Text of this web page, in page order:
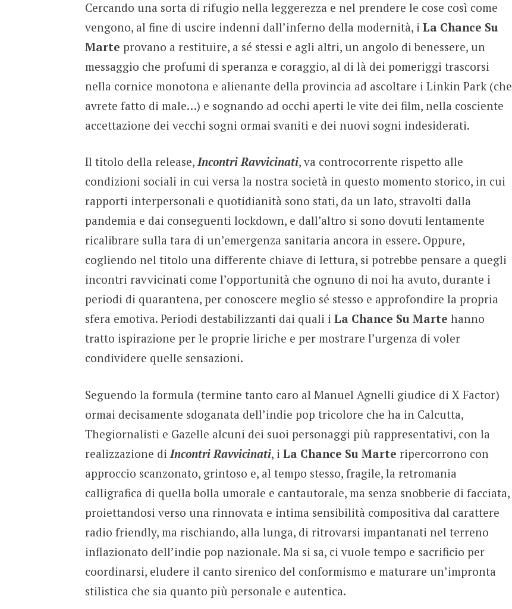
Cercando una sorta di rifugio nella leggerezza e nel prendere le cose così come
vengono, al fine di uscire indenni dall’inferno della modernità, i La Chance Su
Marte provano a restituire, a sé stessi e agli altri, un angolo di benessere, un
messaggio che profumi di speranza e coraggio, al di là dei pomeriggi trascorsi
nella cornice monotona e alienante della provincia ad ascoltare i Linkin Park (che
avrete fatto di male…) e sognando ad occhi aperti le vite dei film, nella cosciente
accettazione dei vecchi sogni ormai svaniti e dei nuovi sogni indesiderati.
Il titolo della release,Incontri Ravvicinati, va controcorrente rispetto alle
condizioni sociali in cui versa la nostra società in questo momento storico, in cui
rapporti interpersonali e quotidianità sono stati, da un lato, stravolti dalla
pandemia e dai conseguenti lockdown, e dall’altro si sono dovuti lentamente
ricalibrare sulla tara di un’emergenza sanitaria ancora in essere. Oppure,
cogliendo nel titolo una differente chiave di lettura, si potrebbe pensare a quegli
incontri ravvicinati come l’opportunità che ognuno di noi ha avuto, durante i
periodi di quarantena, per conoscere meglio sé stesso e approfondire la propria
sfera emotiva. Periodi destabilizzanti dai quali i La Chance Su Marte hanno
tratto ispirazione per le proprie liriche e per mostrare l’urgenza di voler
condividere quelle sensazioni.
Seguendo la formula (termine tanto caro al Manuel Agnelli giudice di X Factor)
ormai decisamente sdoganata dell’indie pop tricolore che ha in Calcutta,
Thegiornalisti e Gazelle alcuni dei suoi personaggi più rappresentativi, con la
realizzazione di Incontri Ravvicinati, i La Chance Su Marte ripercorrono con
approccio scanzonato, grintoso e, al tempo stesso, fragile, la retromania
calligrafica di quella bolla umorale e cantautorale, ma senza snobberie di facciata,
proiettandosi verso una rinnovata e intima sensibilità compositiva dal carattere
radio friendly, ma rischiando, alla lunga, di ritrovarsi impantanati nel terreno
inflazionato dell’indie pop nazionale. Ma si sa, ci vuole tempo e sacrificio per
coordinarsi, eludere il canto sirenico del conformismo e maturare un’impronta
stilistica che sia quanto più personale e autentica.